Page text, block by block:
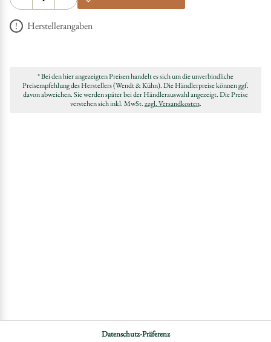
Herstellerangaben
* Bei den hier angezeigten Preisen handelt es sich um die unverbindliche
Preisempfehlung des Herstellers (Wendt & Kühn). Die Händlerpreise können ggf.
davon abweichen. Sie werden später bei der Händlerauswahl angezeigt. Die Preise
verstehen sich inkl. MwSt.zzgl. Versandkosten.
Datenschutz-Präferenz